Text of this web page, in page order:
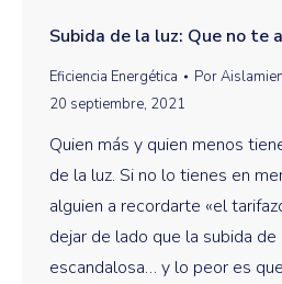
Subida de la luz: Que no te
Eficiencia Energética Por
20 septiembre, 2021
Quien más y quien menos
de la luz. Si no lo tienes en
alguien a recordarte «el
dejar de lado que la subida
escandalosa… y lo peor es